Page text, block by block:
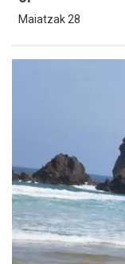
Maiatzak 28